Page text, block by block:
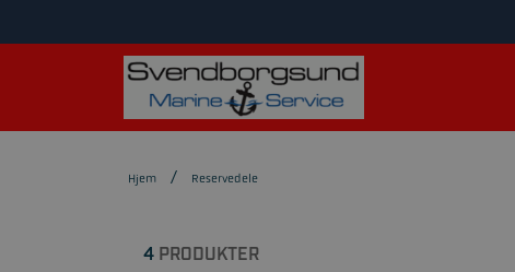
Hjem Reservedele
4PRODUKTER